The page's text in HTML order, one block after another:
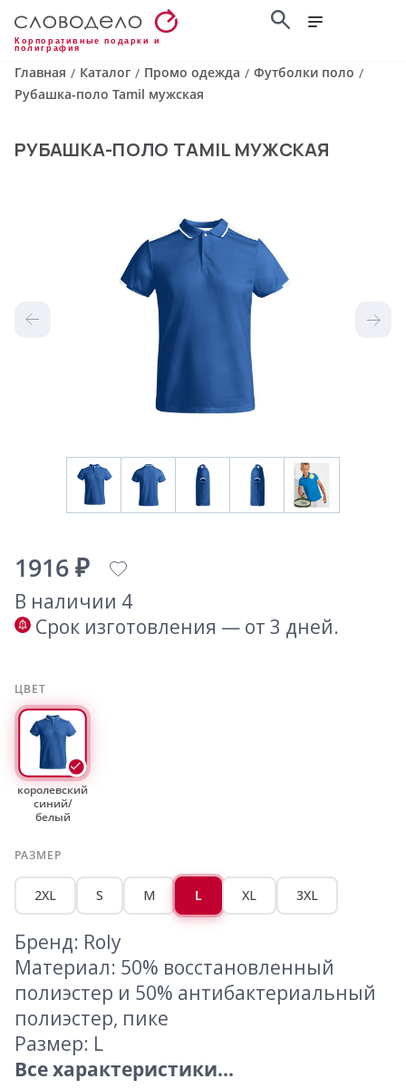
Корпоративные подарки и
полиграфия
Главная / Каталог / Промо одежда / Футболки поло /
Рубашка-поло Tamil мужская
РУБАШКА-ПОЛО TAMIL МУЖСКАЯ
1916 ₽
В наличии 4
Срок изготовления — от 3 дней.
ЦВЕТ
королевский
синий/
белый
РАЗМЕР
2XL S M L XL 3XL
Бренд: Roly
Материал: 50% восстановленный
полиэстер и 50% антибактериальный
полиэстер, пике
Размер: L
Все характеристики...